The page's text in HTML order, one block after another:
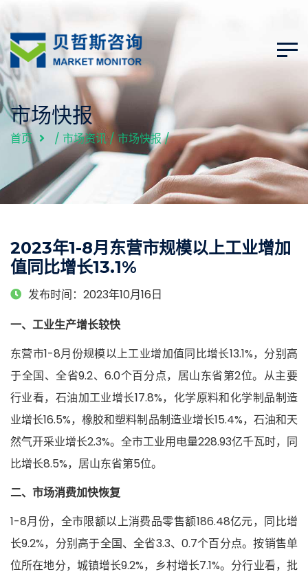
市场快报
首页 / 市场资讯/市场快报/
2023年1-8月东营市规模以上工业增加
值同比增长13.1%
发布时间：2023年10月16日
一、工业生产增长较快
东营市1-8月份规模以上工业增加值同比增长13.1%，分别高
于全国、全省9.2、6.0个百分点，居山东省第2位。从主要
行业看，石油加工业增长17.8%，化学原料和化学制品制造
业增长16.5%，橡胶和塑料制品制造业增长15.4%，石油和天
然气开采业增长2.3%。全市工业用电量228.93亿千瓦时，同
比增长8.5%，居山东省第5位。
二、市场消费加快恢复
1-8月份，全市限额以上消费品零售额186.48亿元，同比增
长9.2%，分别高于全国、全省3.3、0.7个百分点。按销售单
位所在地分，城镇增长9.2%，乡村增长7.1%。分行业看，批